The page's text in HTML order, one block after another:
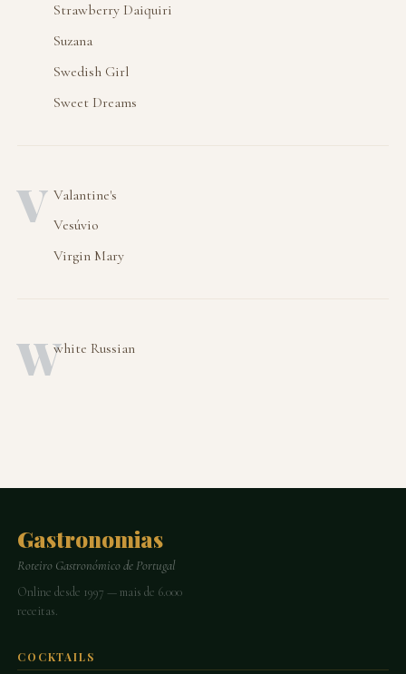
Strawberry Daiquiri
Suzana
Swedish Girl
Sweet Dreams
V Valantine's
Vesúvio
Virgin Mary
Wwhite Russian
Gastronomias
Roteiro Gastronómico de Portugal
Online desde 1997 — mais de 6.000
receitas.
COCKTAILS